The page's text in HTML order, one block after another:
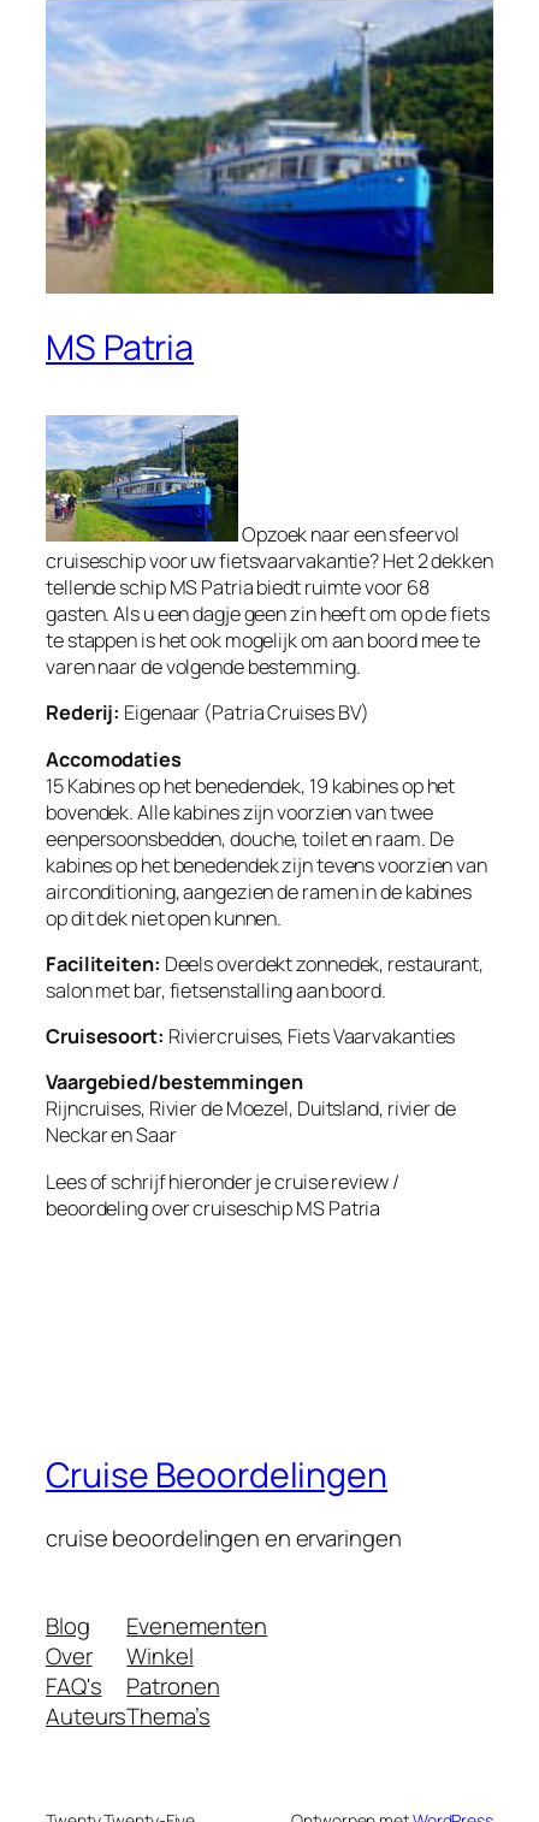
MS Patria
Opzoek naar een sfeervol
cruiseschip voor uw fietsvaarvakantie? Het 2 dekken
tellende schip MS Patria biedt ruimte voor 68
gasten. Als u een dagje geen zin heeft om op de fiets
te stappen is het ook mogelijk om aan boord mee te
varen naar de volgende bestemming.
Rederij: Eigenaar (Patria Cruises BV)
Accomodaties
15 Kabines op het benedendek, 19 kabines op het
bovendek. Alle kabines zijn voorzien van twee
eenpersoonsbedden, douche, toilet en raam. De
kabines op het benedendek zijn tevens voorzien van
airconditioning, aangezien de ramen in de kabines
op dit dek niet open kunnen.
Faciliteiten: Deels overdekt zonnedek, restaurant,
salon met bar, fietsenstalling aan boord.
Cruisesoort: Riviercruises, Fiets Vaarvakanties
Vaargebied/bestemmingen
Rijncruises, Rivier de Moezel, Duitsland, rivier de
Neckar en Saar
Lees of schrijf hieronder je cruise review /
beoordeling over cruiseschipMS Patria
Cruise Beoordelingen
cruise beoordelingen en ervaringen
Blog
Over
FAQ's
Auteurs
Evenementen
Winkel
Patronen
Thema’s